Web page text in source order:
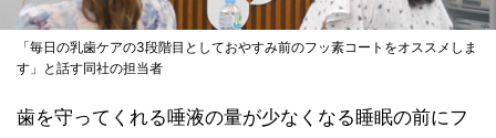
「毎日の乳歯ケアの3段階目としておやすみ前のフッ素コートをオススメしま
す」と話す同社の担当者
歯を守ってくれる唾液の量が少なくなる睡眠の前にフ